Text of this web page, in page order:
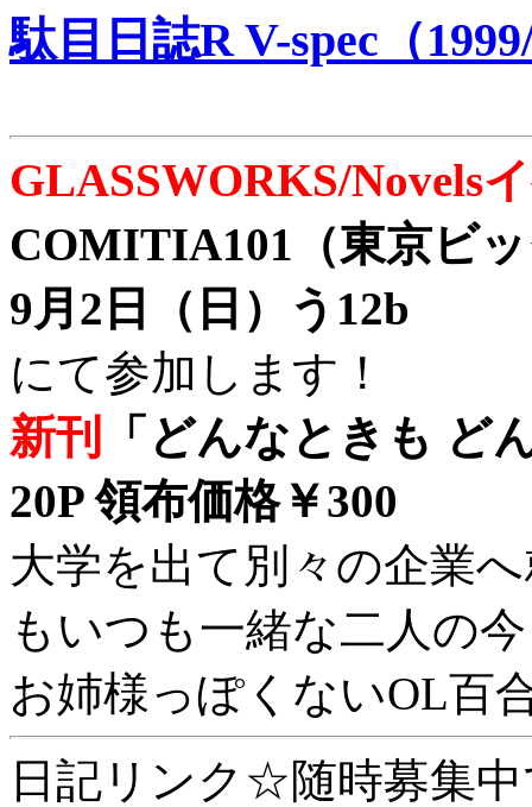
駄目日誌R V-spec（
GLASSWORKS/Novels
COMITIA101（東京ビ
9月2日（日）う12b
にて参加します！
新刊
「どんなときも ど
20P 領布価格￥300
大学を出て別々の企業
もいつも一緒な二人の
お姉様っぽくないOL百
日記リンク☆随時募集